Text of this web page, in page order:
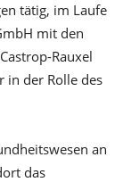
tätig, im Laufe
mit den
Rauxel
in der Rolle des
an
das